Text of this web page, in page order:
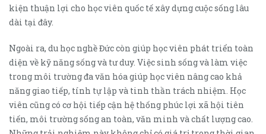
kiện thuận lợi cho học viên quốc tế xây dựng cuộc sống lâu
dài tại đây.
Ngoài ra, du học nghề Đức còn giúp học viên phát triển toàn
diện về kỹ năng sống và tư duy. Việc sinh sống và làm việc
trong môi trường đa văn hóa giúp học viên nâng cao khả
năng giao tiếp, tính tự lập và tinh thần trách nhiệm. Học
viên cũng có cơ hội tiếp cận hệ thống phúc lợi xã hội tiên
tiến, môi trường sống an toàn, văn minh và chất lượng cao.